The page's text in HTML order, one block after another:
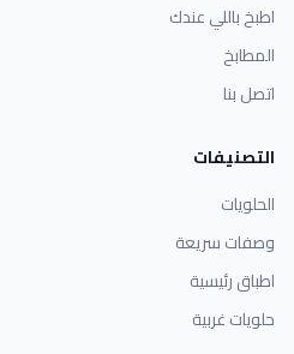
اطبخ باللي عندك
المطابخ
اتصل بنا
التصنيفات
الحلويات
وصفات سريعة
اطباق رئيسية
حلويات غربية